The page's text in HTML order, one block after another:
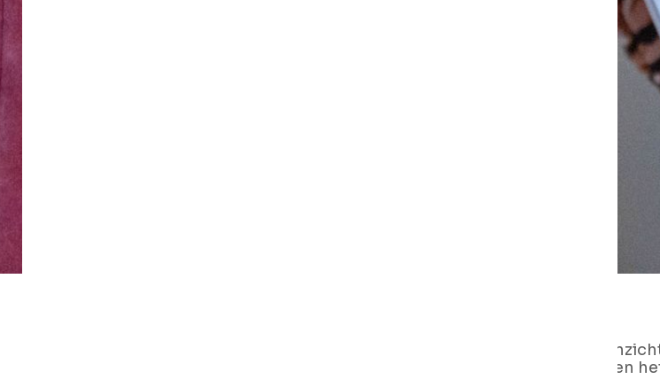
Wanneer organisaties
processen, de mensen en